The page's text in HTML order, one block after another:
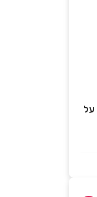
על